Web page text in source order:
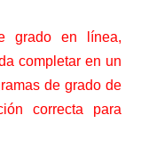
grado en línea,
completar en un
de grado de
correcta para